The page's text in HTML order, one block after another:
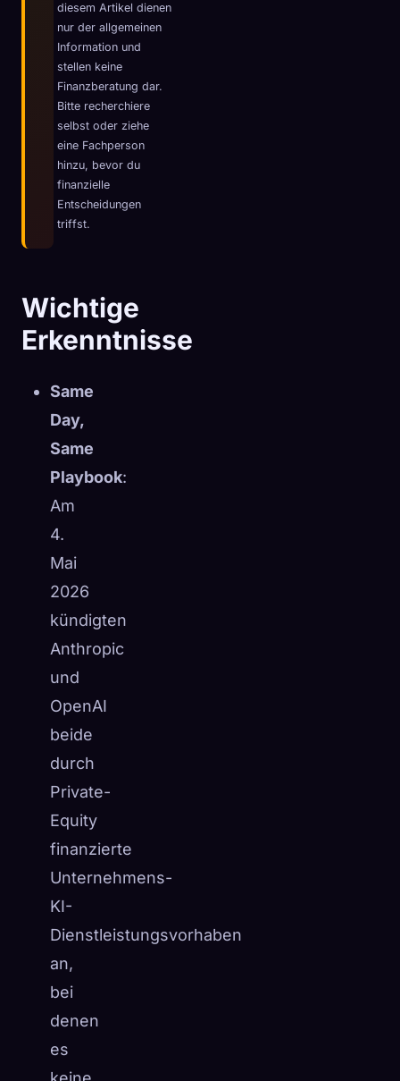
diesem Artikel dienen
nur der allgemeinen
Information und
stellen keine
Finanzberatung dar.
Bitte recherchiere
selbst oder ziehe
eine Fachperson
hinzu, bevor du
finanzielle
Entscheidungen
triffst.
Wichtige
Erkenntnisse
Same
Day,
Same
Playbook:
Am
4.
Mai
2026
kündigten
Anthropic
und
OpenAI
beide
durch
Private-
Equity
finanzierte
Unternehmens-
KI-
Dienstleistungsvorhaben
an,
bei
denen
es
☁️Speichere deine Sammlung auf allen Geräten
0
ARCHETYPEN
12